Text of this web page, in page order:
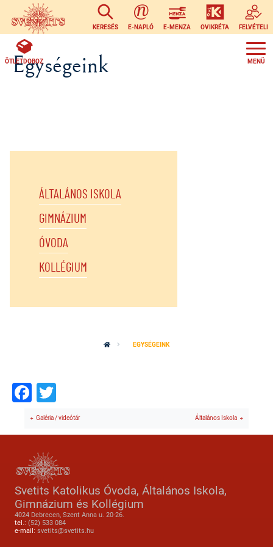
Ugrás a tartalomra
KERESÉS E-NAPLÓ E-MENZA OVIKRÉTA FELVÉTELI
ÖTLETDOBOZ
Egységeink
ÁLTALÁNOS ISKOLA
GIMNÁZIUM
ÓVODA
KOLLÉGIUM
EGYSÉGEINK
Facebook
Galéria / videótár Általános Iskola
Svetits Katolikus Óvoda, Általános Iskola,
Gimnázium és Kollégium
4024 Debrecen, Szent Anna u. 20-26.
tel.: (52) 533 084
e-mail: svetits@svetits.hu